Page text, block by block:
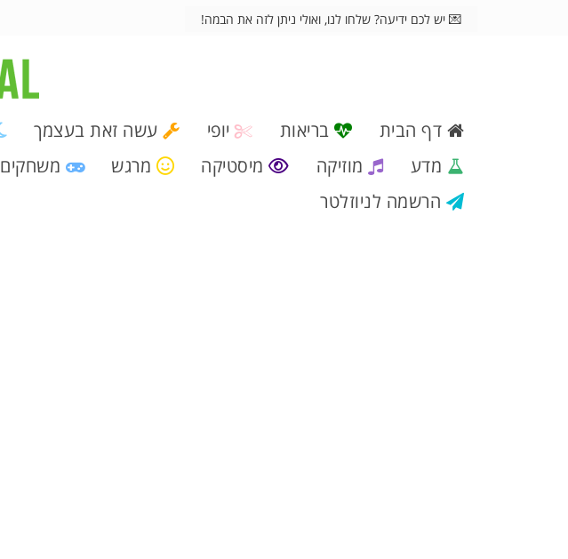
💌 יש לכם ידיעה? שלחו לנו, ואולי ניתן לזה את הבמה!
דף הבית בריאות יופי עשה זאת בעצמך
מדע
מוזיקה מיסטיקה מרגש משחקים
הרשמה לניוזלטר